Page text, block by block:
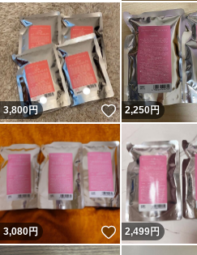
3,800円 いいね！
2,250円
3,080円 いいね！
2,499円